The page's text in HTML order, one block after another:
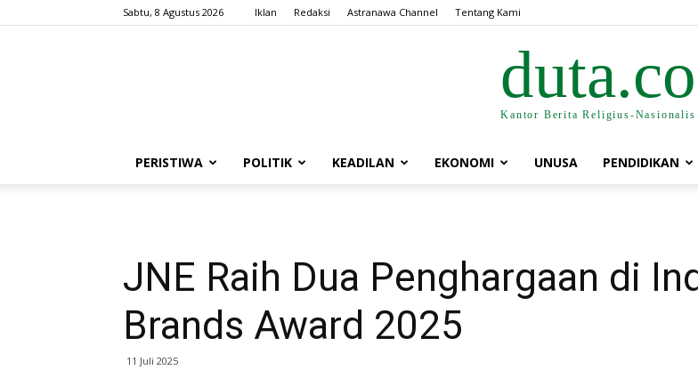
Sabtu, 8 Agustus 2026 Iklan Redaksi Astranawa Channel Tentang Kami
duta.co
Kantor Berita Religius-Nasionalis
PERISTIWA POLITIK KEADILAN EKONOMI UNUSA PENDIDIKAN
JNE Raih Dua Penghargaan di
Brands Award 2025
11 Juli 2025